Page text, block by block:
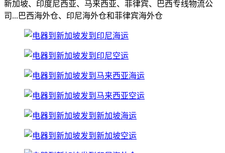
新加坡、印度尼西亚、马来西亚、菲律宾、巴西专线物流公
司...巴西海外仓、印尼海外仓和菲律宾海外仓